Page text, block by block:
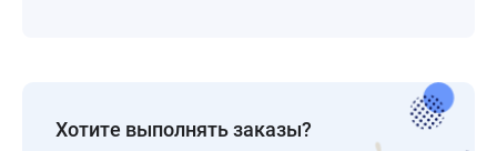
Хотите выполнять заказы?